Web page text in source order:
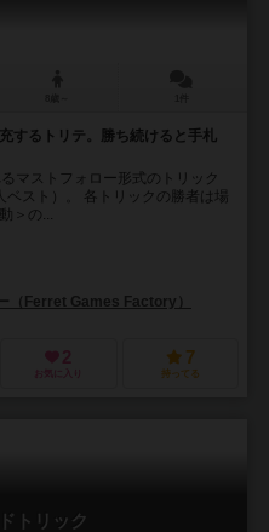
するトリテ。勝ち続けると手札
マストフォロー形式のトリック
スト）。 各トリックの勝者は場
＞の...
（Ferret Games Factory）
2
お気に入り
7
持ってる
トリック